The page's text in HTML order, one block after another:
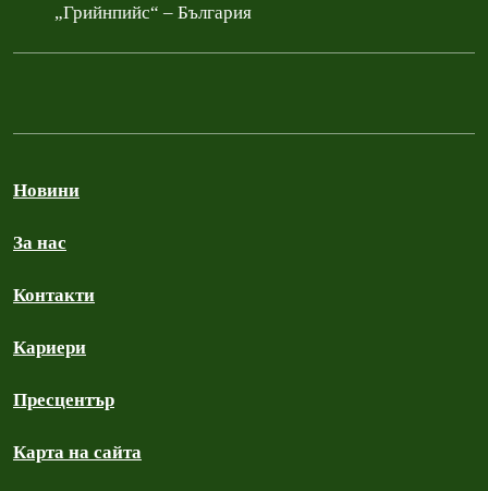
„Грийнпийс“ – България
Новини
За нас
Контакти
Кариери
Пресцентър
Карта на сайта